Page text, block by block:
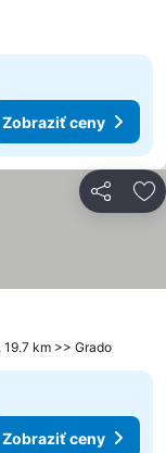
Zobraziť ceny
Zdieľať
km >> Grado
Zobraziť ceny